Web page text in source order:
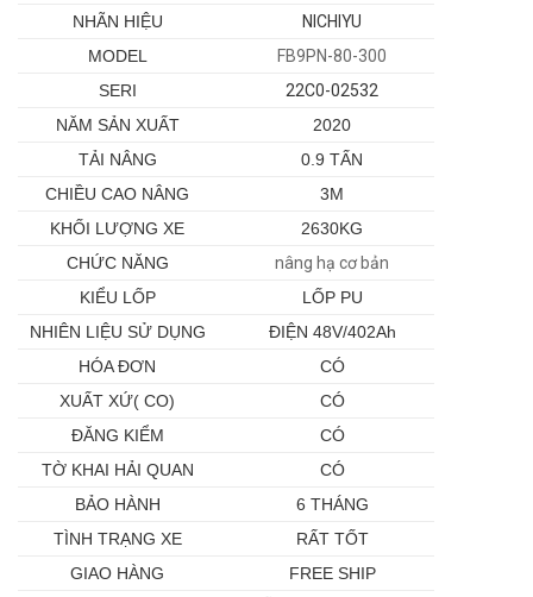
NHÃN HIỆU
NICHIYU
MODEL
FB9PN-80-300
SERI
22C0-02532
NĂM SẢN XUẤT
2020
TẢI NÂNG
0.9 TẤN
CHIỀU CAO NÂNG
3M
KHỐI LƯỢNG XE
2630KG
CHỨC NĂNG
nâng hạ cơ bản
KIỂU LỐP
LỐP PU
NHIÊN LIỆU SỬ DỤNG
ĐIỆN 48V/402Ah
HÓA ĐƠN
CÓ
XUẤT XỨ( CO)
CÓ
ĐĂNG KIỂM
CÓ
TỜ KHAI HẢI QUAN
CÓ
BẢO HÀNH
6 THÁNG
TÌNH TRẠNG XE
RẤT TỐT
GIAO HÀNG
FREE SHIP